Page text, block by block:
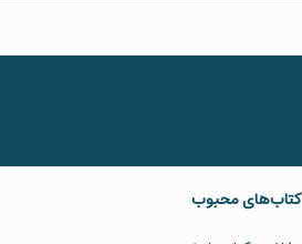
کتاب‌های محبوب